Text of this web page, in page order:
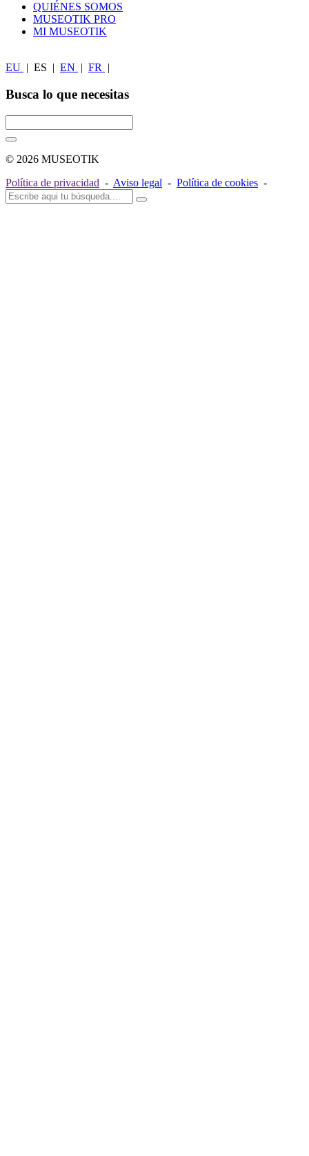
QUIÉNES SOMOS
MUSEOTIK PRO
MI MUSEOTIK
EU | ES | EN | FR |
Busca lo que necesitas
© 2026 MUSEOTIK
Política de privacidad - Aviso legal - Política de cookies -